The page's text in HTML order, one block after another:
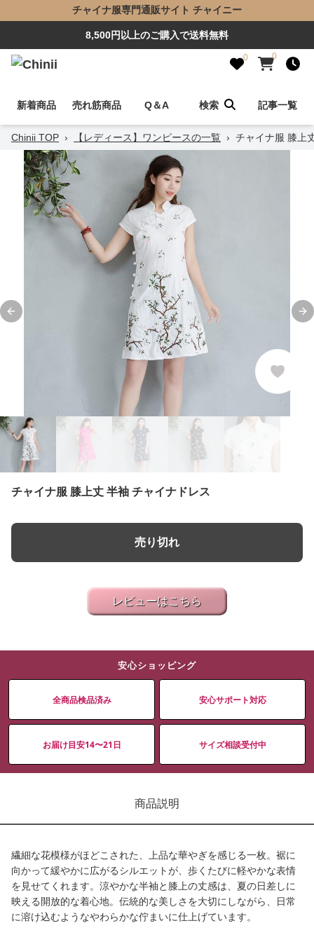
チャイナ服専門通販サイト チャイニー
8,500円以上のご購入で送料無料
0 0
新着商品 売れ筋商品 Q＆A 検索 記事一覧
Chinii TOP › 【レディース】ワンピースの一覧 › チャイナ服 膝上
Previous slide
チャイナ服 膝上丈 半袖 チャイナドレス
売り切れ
レビューはこちら
安心ショッピング
全商品検品済み 安心サポート対応
お届け目安14〜21日 サイズ相談受付中
商品説明
繊細な花模様がほどこされた、上品な華やぎを感じる一枚。裾に
向かって緩やかに広がるシルエットが、歩くたびに軽やかな表情
を見せてくれます。涼やかな半袖と膝上の丈感は、夏の日差しに
映える開放的な着心地。伝統的な美しさを大切にしながら、日常
に溶け込むようなやわらかな佇まいに仕上げています。